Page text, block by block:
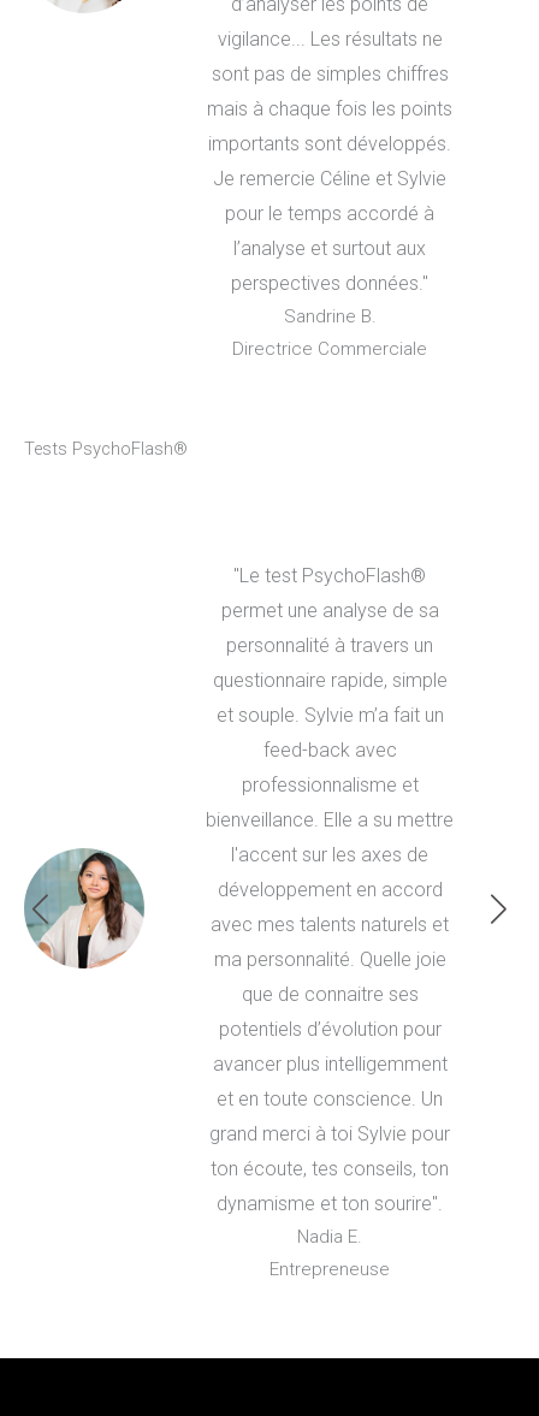
vigilance... Les résultats ne
sont pas de simples chiffres
mais à chaque fois les points
importants sont développés.
Je remercie Céline et Sylvie
pour le temps accordé à
l’analyse et surtout aux
perspectives données."
Sandrine B.
Directrice Commerciale
Tests PsychoFlash®
"Le test PsychoFlash®
permet une analyse de sa
personnalité à travers un
questionnaire rapide, simple
et souple. Sylvie m’a fait un
feed-back avec
professionnalisme et
bienveillance. Elle a su mettre
l'accent sur les axes de
développement en accord
avec mes talents naturels et
ma personnalité. Quelle joie
que de connaitre ses
potentiels d’évolution pour
avancer plus intelligemment
et en toute conscience. Un
grand merci à toi Sylvie pour
ton écoute, tes conseils, ton
dynamisme et ton sourire".
Nadia E.
Entrepreneuse